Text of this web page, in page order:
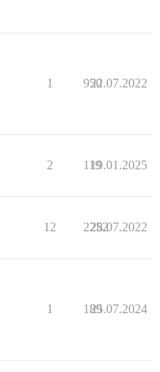
1 950
22.07.2022
2 119
19.01.2025
12 2252
28.07.2022
1 189
25.07.2024